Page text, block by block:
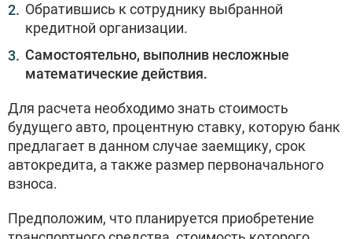
Обратившись к сотруднику выбранной
кредитной организации.
Самостоятельно, выполнив несложные
математические действия.
Для расчета необходимо знать стоимость
будущего авто, процентную ставку, которую банк
предлагает в данном случае заемщику, срок
автокредита, а также размер первоначального
взноса.
Предположим, что планируется приобретение